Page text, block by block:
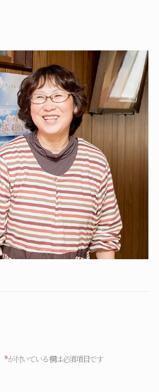
*が付いている欄は必須項目です